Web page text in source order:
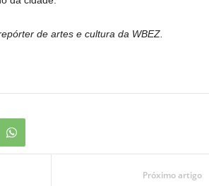
de artes e cultura da WBEZ.
Próximo artigo